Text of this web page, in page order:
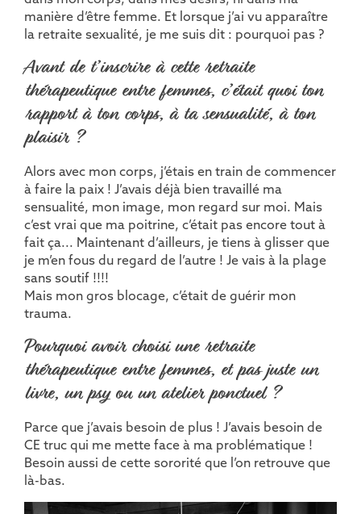
manière d’être femme. Et lorsque j’ai vu apparaître
la retraite sexualité, je me suis dit : pourquoi pas ?
Avant de t’inscrire à cette retraite
thérapeutique entre femmes, c’était quoi ton
rapport à ton corps, à ta sensualité, à ton
plaisir ?
Alors avec mon corps, j’étais en train de commencer
à faire la paix ! J’avais déjà bien travaillé ma
sensualité, mon image, mon regard sur moi. Mais
c’est vrai que ma poitrine, c’était pas encore tout à
fait ça... Maintenant d’ailleurs, je tiens à glisser que
je m’en fous du regard de l’autre ! Je vais à la plage
sans soutif !!!!
Mais mon gros blocage, c’était de guérir mon
trauma.
Pourquoi avoir choisi une retraite
thérapeutique entre femmes, et pas juste un
livre, un psy ou un atelier ponctuel ?
Parce que j’avais besoin de plus ! J’avais besoin de
CE truc qui me mette face à ma problématique !
Besoin aussi de cette sororité que l’on retrouve que
là-bas.